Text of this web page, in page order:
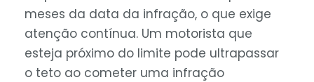
meses da data da infração, o que exige
atenção contínua. Um motorista que
esteja próximo do limite pode ultrapassar
o teto ao cometer uma infração